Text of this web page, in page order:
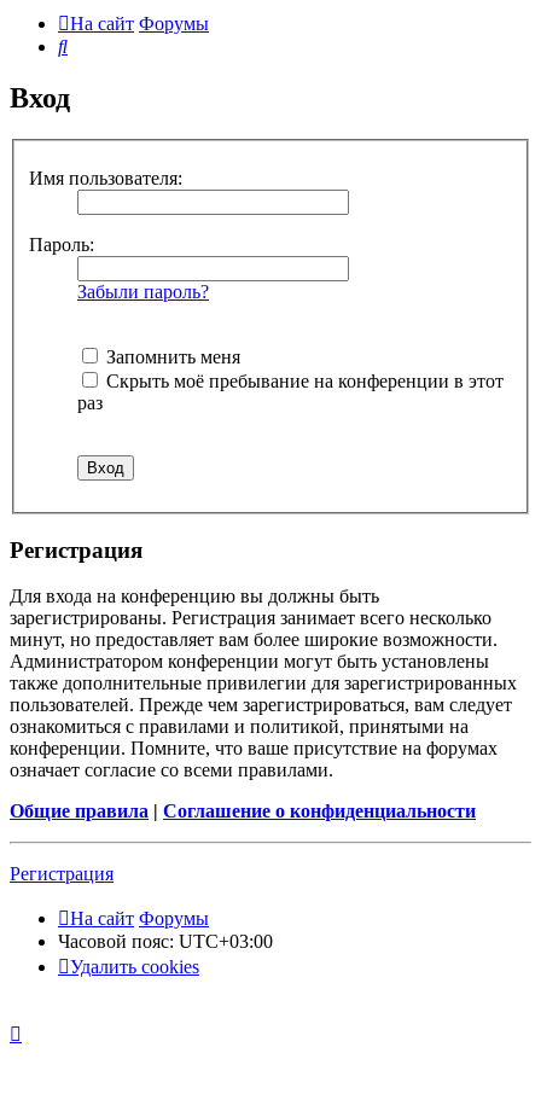
На сайт Форумы
Поиск
Вход
Имя пользователя:
Пароль:
Забыли пароль?
Запомнить меня
Скрыть моё пребывание на конференции в этот
раз
Регистрация
Для входа на конференцию вы должны быть
зарегистрированы. Регистрация занимает всего несколько
минут, но предоставляет вам более широкие возможности.
Администратором конференции могут быть установлены
также дополнительные привилегии для зарегистрированных
пользователей. Прежде чем зарегистрироваться, вам следует
ознакомиться с правилами и политикой, принятыми на
конференции. Помните, что ваше присутствие на форумах
означает согласие со всеми правилами.
Общие правила | Соглашение о конфиденциальности
Регистрация
На сайт Форумы
Часовой пояс: UTC+03:00
Удалить cookies